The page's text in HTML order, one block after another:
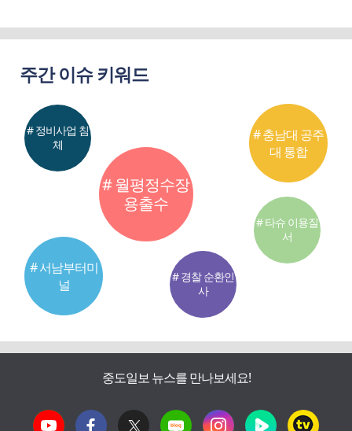
주간 이슈 키워드
# 월평정수장
용출수
# 서남부터미
널
# 충남대 공주
대 통합
# 정비사업 침
체
# 경찰 순환인
사
# 타슈 이용질
서
중도일보 뉴스를 만나보세요!